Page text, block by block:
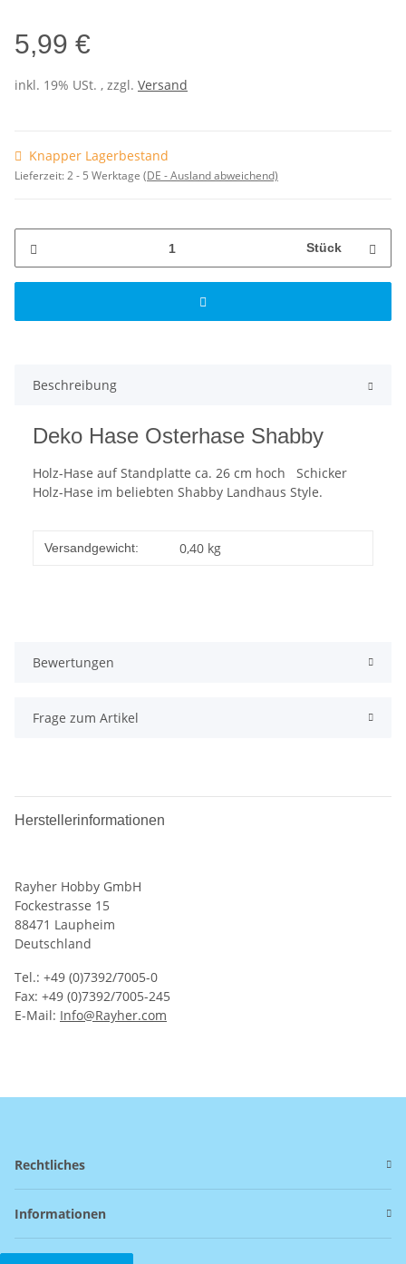
5,99 €
inkl. 19% USt. , zzgl. Versand
Knapper Lagerbestand
Lieferzeit:2 - 5 Werktage (DE - Ausland abweichend)
Stück
Beschreibung
Deko Hase Osterhase Shabby
Holz-Hase auf Standplatte ca. 26 cm hoch Schicker
Holz-Hase im beliebten Shabby Landhaus Style.
Versandgewicht: 0,40 kg
Bewertungen
Frage zum Artikel
Herstellerinformationen
Rayher Hobby GmbH
Fockestrasse 15
88471 Laupheim
Deutschland
Tel.: +49 (0)7392/7005-0
Fax: +49 (0)7392/7005-245
E-Mail: Info@Rayher.com
Rechtliches
Informationen